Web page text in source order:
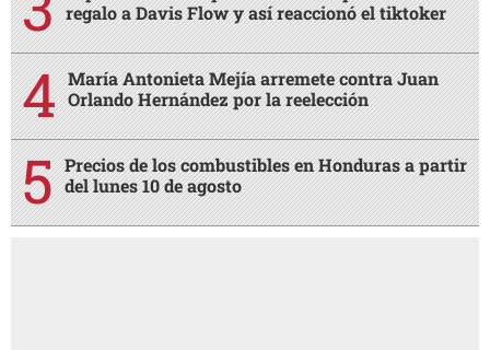
regalo a Davis Flow y así reaccionó el tiktoker
María Antonieta Mejía arremete contra Juan
Orlando Hernández por la reelección
Precios de los combustibles en Honduras a partir
del lunes 10 de agosto